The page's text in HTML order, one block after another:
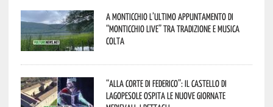
A Monticchio l’ultimo appuntamento di
“Monticchio Live” tra tradizione e musica
colta
“Alla corte di Federico”: il Castello di
Lagopesole ospita le nuove Giornate